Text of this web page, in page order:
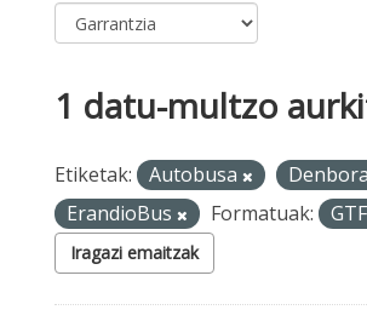
1 datu-multzo
Etiketak: Autobusa
ErandioBus
Formatuak:
Iragazi emaitzak